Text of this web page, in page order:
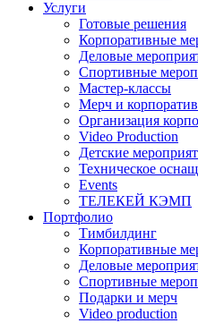
Услуги
Готовые решения
Корпоративные
Деловые
Спортивные
Мастер-классы
Мерч и
Организация
Video Production
Детские
Техническое
Events
ТЕЛЕКЕЙ КЭМП
Портфолио
Тимбилдинг
Корпоративные
Деловые
Спортивные
Подарки и мерч
Video production